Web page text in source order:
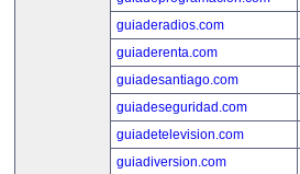
guiaderadios.com
guiaderenta.com
guiadesantiago.com
guiadeseguridad.com
guiadetelevision.com
guiadiversion.com